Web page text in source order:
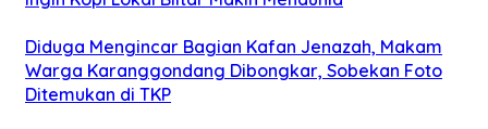
Diduga Mengincar Bagian Kafan Jenazah, Makam
Warga Karanggondang Dibongkar, Sobekan Foto
Ditemukan di TKP